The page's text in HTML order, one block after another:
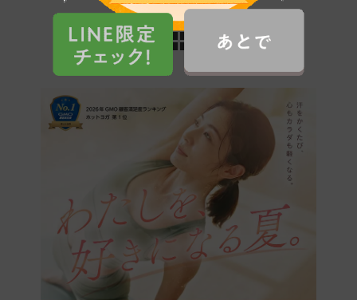
よくある質問の一覧へ戻る